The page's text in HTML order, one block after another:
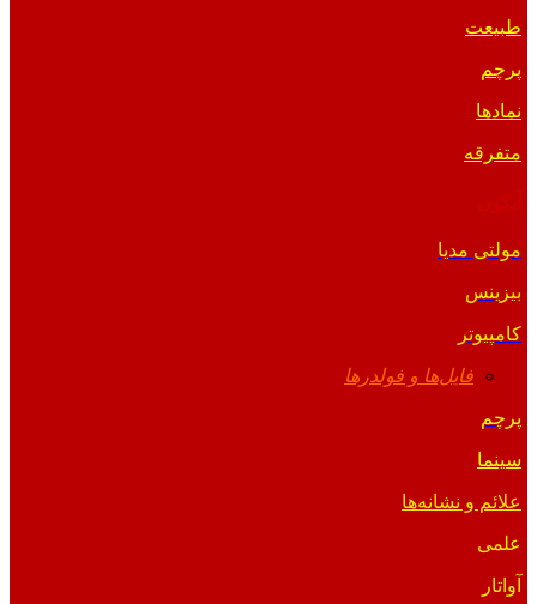
طبیعت
پرچم
نمادها
متفرقه
مولتی مدیا
بیزینس
کامپیوتر
فایل‌ها و فولدرها
پرچم
سینما
علائم و نشانه‌ها
علمی
آواتار